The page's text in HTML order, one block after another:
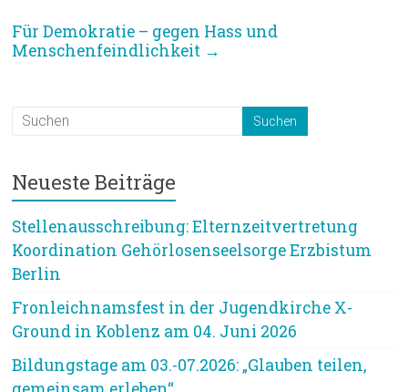
Für Demokratie – gegen Hass und
Menschenfeindlichkeit →
Neueste Beiträge
Stellenausschreibung: Elternzeitvertretung
Koordination Gehörlosenseelsorge Erzbistum
Berlin
Fronleichnamsfest in der Jugendkirche X-
Ground in Koblenz am 04. Juni 2026
Bildungstage am 03.-07.2026: „Glauben teilen,